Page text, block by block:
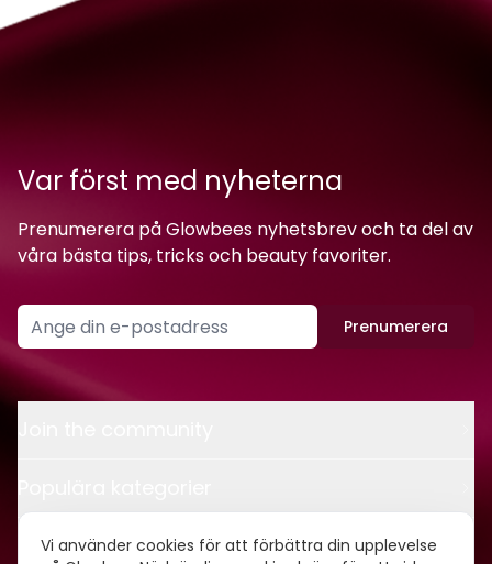
Vi använder cookies för att förbättra din upplevelse
Var först med nyheterna
Prenumerera på Glowbees nyhetsbrev och ta del av
våra bästa tips, tricks och beauty favoriter.
Prenumerera
Kontakt